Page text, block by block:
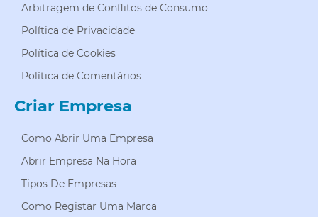
Arbitragem de Conflitos de Consumo
Política de Privacidade
Política de Cookies
Política de Comentários
Criar Empresa
Como Abrir Uma Empresa
Abrir Empresa Na Hora
Tipos De Empresas
Como Registar Uma Marca